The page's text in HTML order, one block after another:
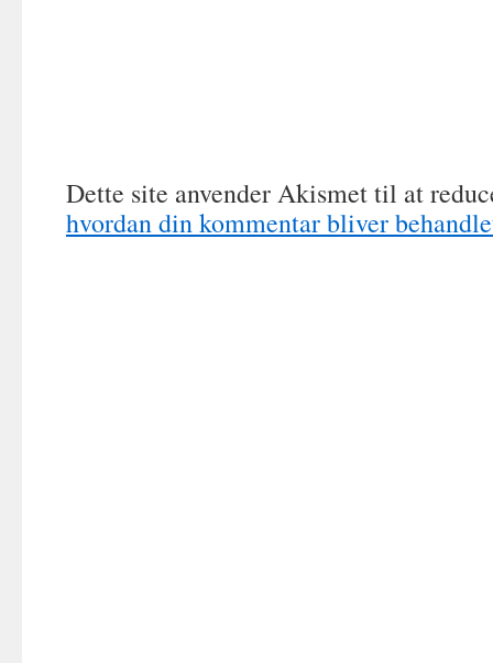
Dette site anvender Akismet til at
hvordan din kommentar bliver